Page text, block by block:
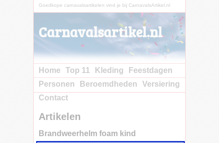
Goedkope carnavalsartikelen vind je bij CarnavalsArtikel.nl
Carnavalsartikel.nl
Home Top 11 Kleding
Feestdagen
Personen
Beroemdheden
Versiering
Contact
Artikelen
Brandweerhelm foam kind